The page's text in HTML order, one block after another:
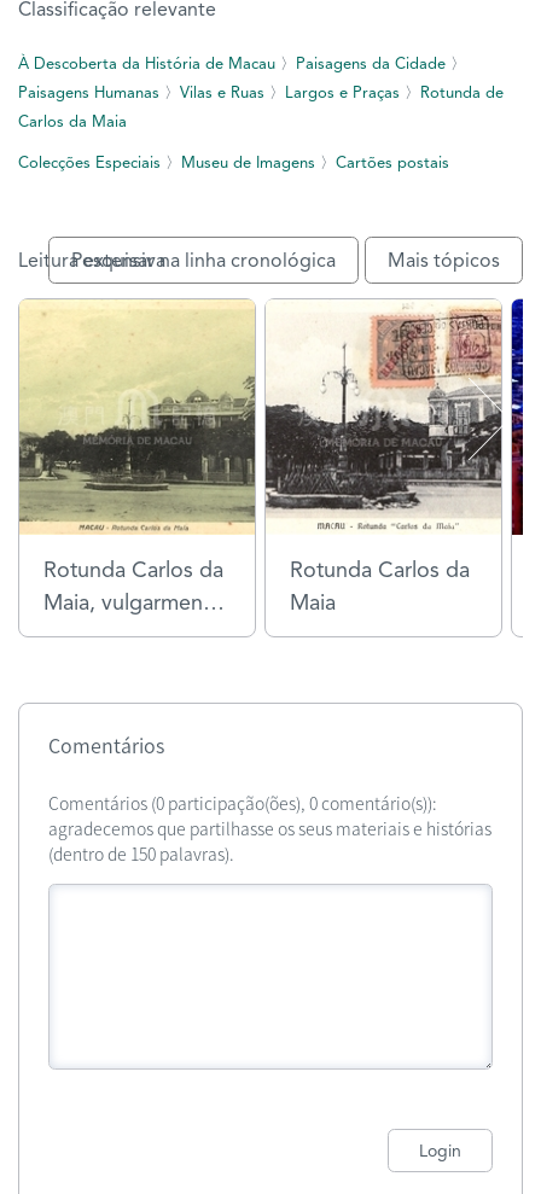
Classificação relevante
À Descoberta da História de Macau 〉 Paisagens da Cidade 〉
Paisagens Humanas 〉 Vilas e Ruas 〉 Largos e Praças 〉
Rotunda de
Carlos da Maia
Colecções Especiais 〉 Museu de Imagens 〉 Cartões postais
Leitura extensiva
Pesquisar na linha cronológica Mais tópicos
Rotunda Carlos da
Maia, vulgarmente
conhecida como
Candeeiros. (c.
1920)
Rotunda Carlos da
Maia
Comentários
Comentários (0 participação(ões), 0 comentário(s)):
agradecemos que partilhasse os seus materiais e histórias
(dentro de 150 palavras).
Login